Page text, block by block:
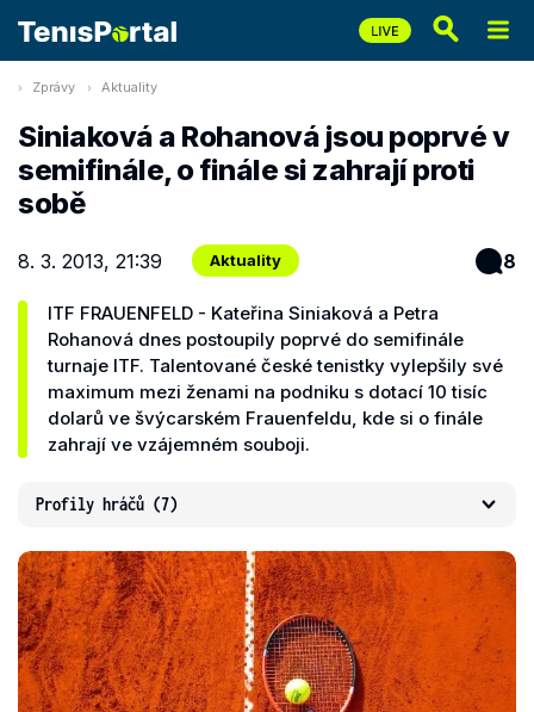
Zprávy Aktuality
Siniaková a Rohanová jsou poprvé v
semifinále, o finále si zahrají proti
sobě
8. 3. 2013, 21:39 Aktuality 8
ITF FRAUENFELD - Kateřina Siniaková a Petra
Rohanová dnes postoupily poprvé do semifinále
turnaje ITF. Talentované české tenistky vylepšily své
maximum mezi ženami na podniku s dotací 10 tisíc
dolarů ve švýcarském Frauenfeldu, kde si o finále
zahrají ve vzájemném souboji.
Profily hráčů (7)